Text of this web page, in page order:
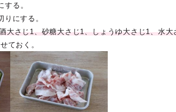
る。
にする。
大さじ1、砂糖大さじ1、しょうゆ大さじ1、水
ておく。